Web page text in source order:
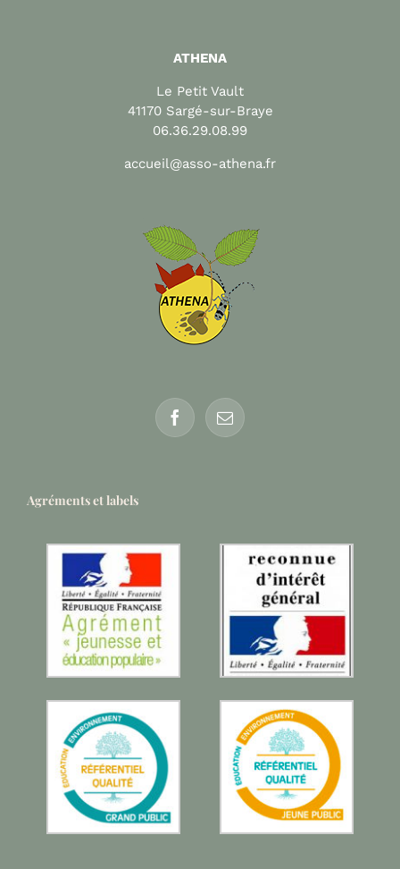
ATHENA
Le Petit Vault
41170 Sargé-sur-Braye
06.36.29.08.99
accueil@asso-athena.fr
Agréments et labels